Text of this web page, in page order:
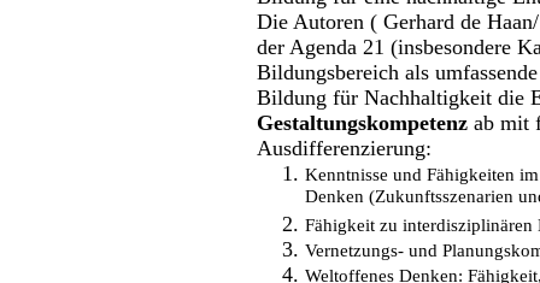
Die Autoren ( Gerhard de
der Agenda 21 (insbesondere
Bildungsbereich als
Bildung für Nachhaltigkeit die
Gestaltungskompetenz ab mit
Ausdifferenzierung:
Kenntnisse und Fähigkeiten
Denken (Zukunftsszenarien
Fähigkeit zu interdisziplinären
Vernetzungs- und
Weltoffenes Denken: